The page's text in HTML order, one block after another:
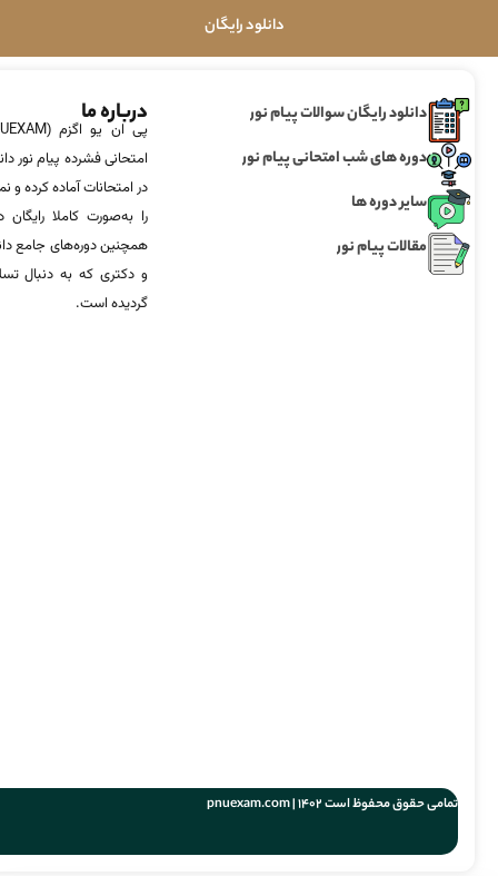
دانلود رایگان
دانلود رایگان سوالات پیام نور
دوره های شب امتحانی پیام نور
سایر دوره ها
مقالات پیام نور
درباره ما
امتحانی فشرده پیام نور
در امتحانات آماده‌ کرده
را به‌صورت کاملا
همچنین دوره‌های جامع
و دکتری که به دنبال
گردیده است.
تمامی حقوق محفوظ است 1402 | pnuexam.com